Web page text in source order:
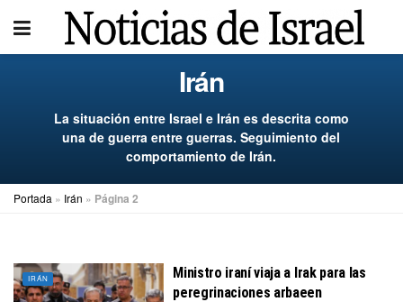
Irán
La situación entre Israel e Irán es descrita como
una de guerra entre guerras. Seguimiento del
comportamiento de Irán.
Portada » Irán » Página 2
IRÁN
Ministro iraní viaja a Irak para las
peregrinaciones arbaeen